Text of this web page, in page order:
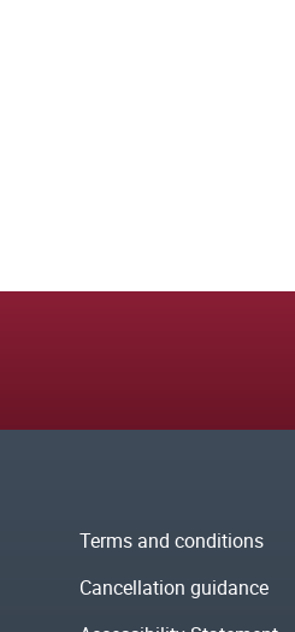
Terms and conditions
Cancellation guidance